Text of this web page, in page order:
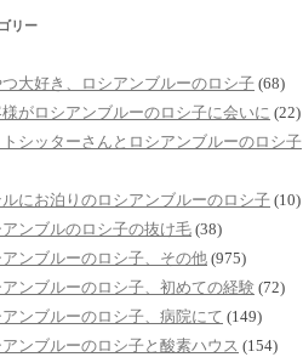
リー
大好き、ロシアンブルーのロシ子 (68)
がロシアンブルーのロシ子に会いに (22)
シッターさんとロシアンブルーのロシ子
にお泊りのロシアンブルーのロシ子 (10)
ンブルのロシ子の抜け毛 (38)
ンブルーのロシ子、その他 (975)
ンブルーのロシ子、初めての経験 (72)
ンブルーのロシ子、病院にて (149)
ンブルーのロシ子と酸素ハウス (154)